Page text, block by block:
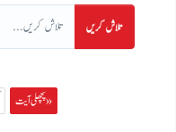
تلاش کریں
پچھلی آیت »